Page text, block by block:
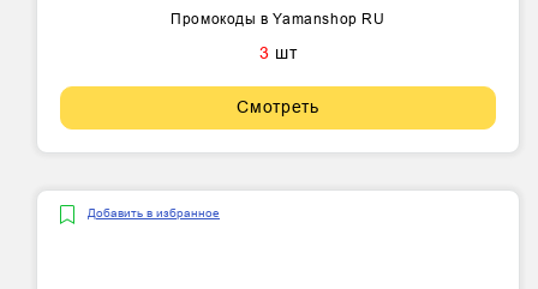
Промокоды в Yamanshop RU
3 шт
Смотреть
Добавить в избранное